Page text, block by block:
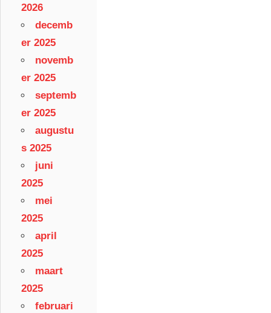
2026
decemb
er 2025
novemb
er 2025
septemb
er 2025
augustu
s 2025
juni
2025
mei
2025
april
2025
maart
2025
februari